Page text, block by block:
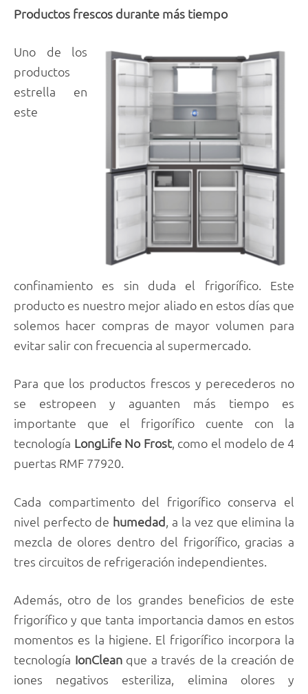
Productos frescos durante más tiempo
Uno de los
productos
estrella en
este
confinamiento es sin duda el frigorífico. Este
producto es nuestro mejor aliado en estos días que
solemos hacer compras de mayor volumen para
evitar salir con frecuencia al supermercado.
Para que los productos frescos y perecederos no
se estropeen y aguanten más tiempo es
importante que el frigorífico cuente con la
tecnología LongLife No Frost, como el modelo de 4
puertas RMF 77920.
Cada compartimento del frigorífico conserva el
nivel perfecto de humedad, a la vez que elimina la
mezcla de olores dentro del frigorífico, gracias a
tres circuitos de refrigeración independientes.
Además, otro de los grandes beneficios de este
frigorífico y que tanta importancia damos en estos
momentos es la higiene. El frigorífico incorpora la
tecnología IonCleanque a través de la creación de
iones negativos esteriliza, elimina olores y